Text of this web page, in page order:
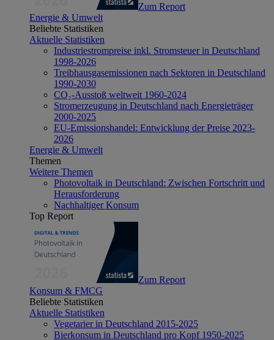
Zum Report
Energie & Umwelt
Beliebte Statistiken
Aktuelle Statistiken
Industriestrompreise inkl. Stromsteuer in Deutschland
1998-2026
Treibhausgasemissionen nach Sektoren in Deutschland
1990-2030
CO₂-Ausstoß weltweit 1960-2024
Stromerzeugung in Deutschland nach Energieträger
2000-2025
EU-Emissionshandel: Entwicklung der Preise 2023-
2026
Energie & Umwelt
Themen
Weitere Themen
Photovoltaik in Deutschland: Zwischen Fortschritt und
Herausforderung
Nachhaltiger Konsum
Top Report
Zum Report
Konsum & FMCG
Beliebte Statistiken
Aktuelle Statistiken
Vegetarier in Deutschland 2015-2025
Bierkonsum in Deutschland pro Kopf 1950-2025